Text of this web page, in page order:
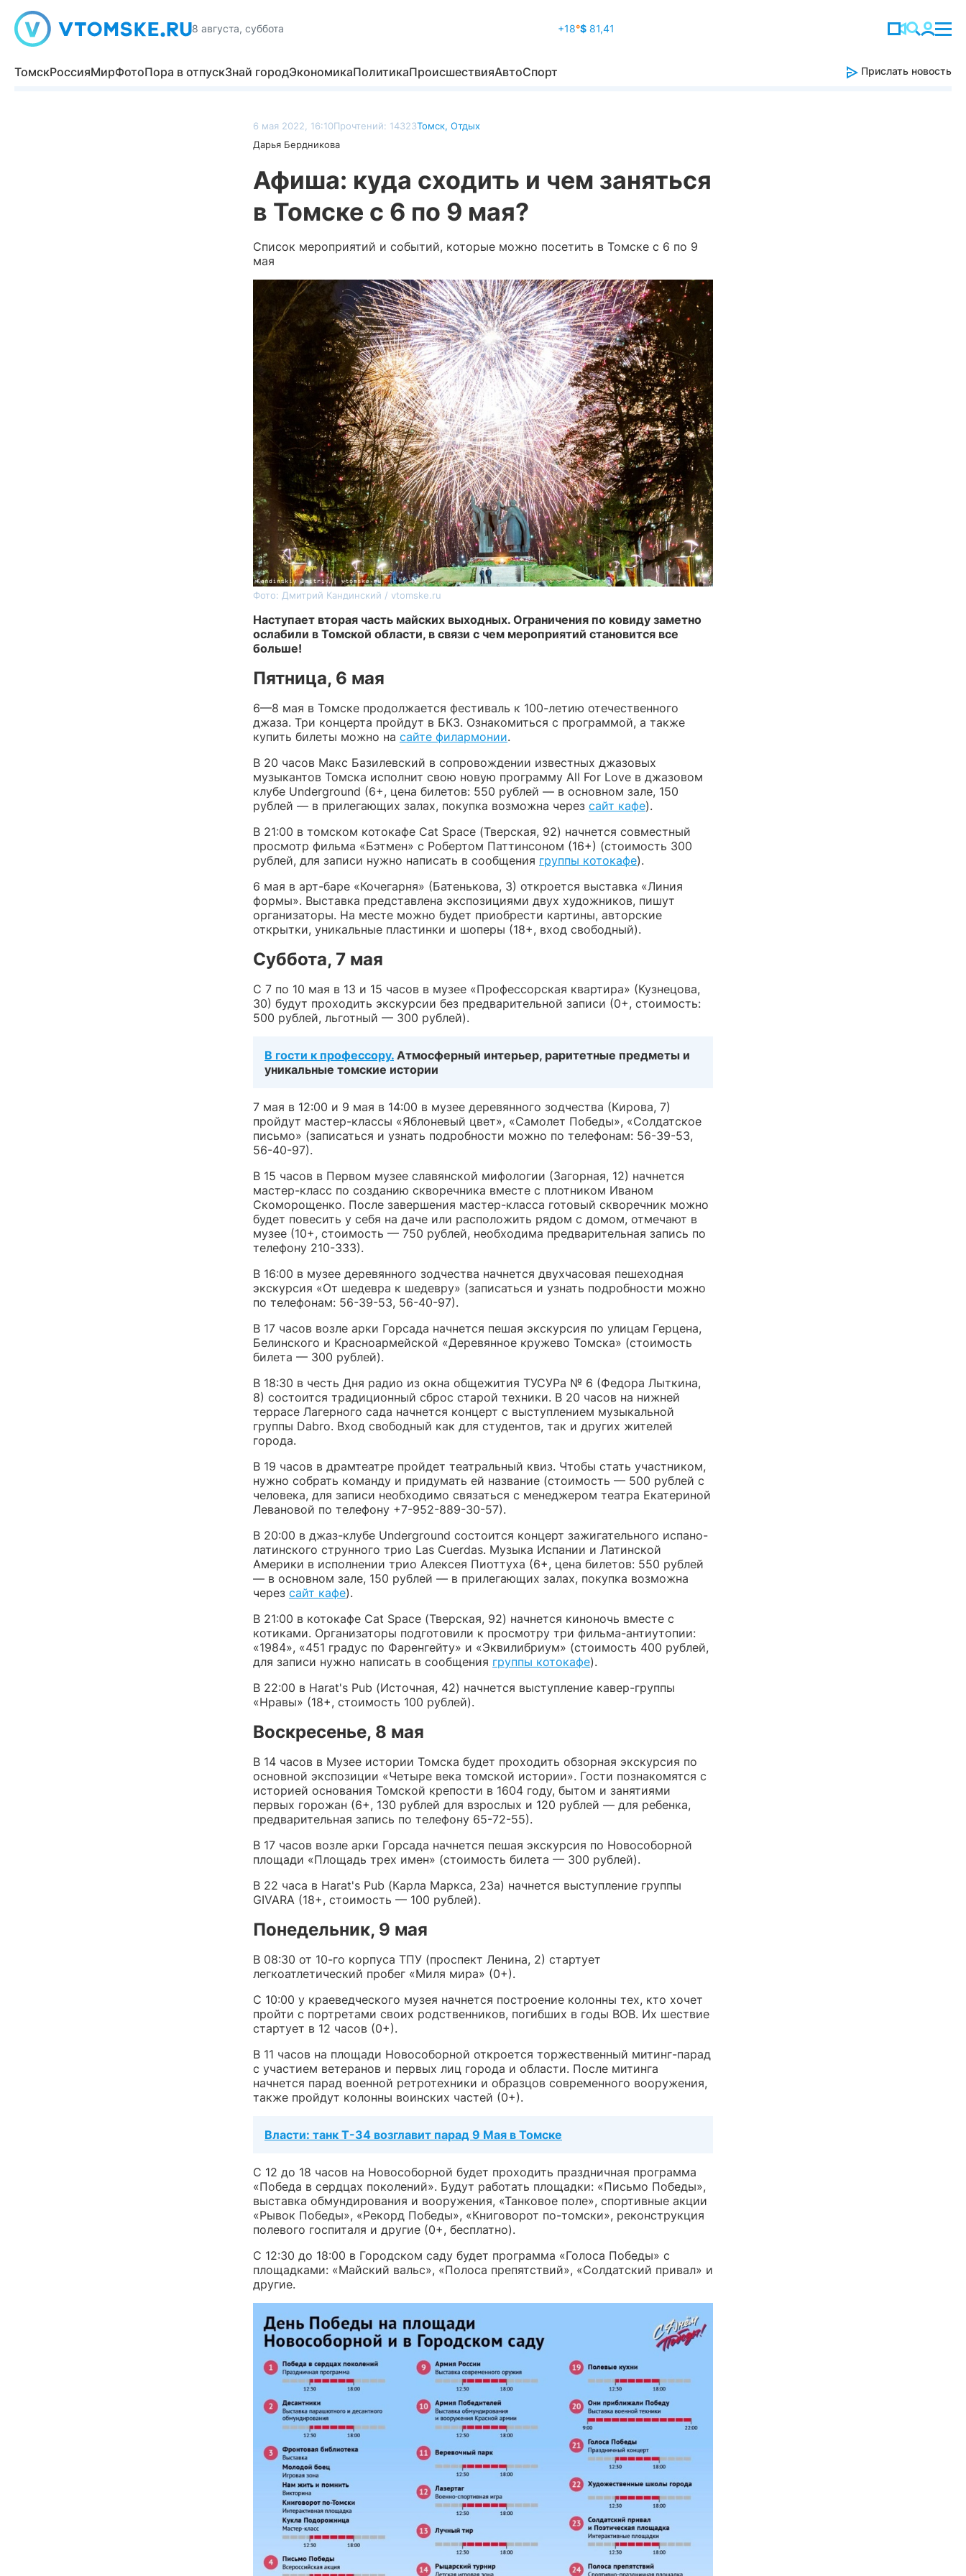
8 августа, суббота +18°$81,41
ТомскРоссияМирФотоПора в отпускЗнай городЭкономикаПолитикаПроисшествияАвтоСпорт Прислать новость
6 мая 2022, 16:10Прочтений: 14323Томск, Отдых
Дарья Бердникова
Афиша: куда сходить и чем заняться
в Томске с 6 по 9 мая?
Список мероприятий и событий, которые можно посетить в Томске с 6 по 9
мая
Фото: Дмитрий Кандинский / vtomske.ru
Наступает вторая часть майских выходных. Ограничения по ковиду заметно
ослабили в Томской области, в связи с чем мероприятий становится все
больше!
Пятница, 6 мая
6—8 мая в Томске продолжается фестиваль к 100-летию отечественного
джаза. Три концерта пройдут в БКЗ. Ознакомиться с программой, а также
купить билеты можно на сайте филармонии.
В 20 часов Макс Базилевский в сопровождении известных джазовых
музыкантов Томска исполнит свою новую программу All For Love в джазовом
клубе Underground (6+, цена билетов: 550 рублей — в основном зале, 150
рублей — в прилегающих залах, покупка возможна через сайт кафе).
В 21:00 в томском котокафе Cat Space (Тверская, 92) начнется совместный
просмотр фильма «Бэтмен» с Робертом Паттинсоном (16+) (стоимость 300
рублей, для записи нужно написать в сообщения группы котокафе).
6 мая в арт-баре «Кочегарня» (Батенькова, 3) откроется выставка «Линия
формы». Выставка представлена экспозициями двух художников, пишут
организаторы. На месте можно будет приобрести картины, авторские
открытки, уникальные пластинки и шоперы (18+, вход свободный).
Суббота, 7 мая
С 7 по 10 мая в 13 и 15 часов в музее «Профессорская квартира» (Кузнецова,
30) будут проходить экскурсии без предварительной записи (0+, стоимость:
500 рублей, льготный — 300 рублей).
В гости к профессору. Атмосферный интерьер, раритетные предметы и
уникальные томские истории
7 мая в 12:00 и 9 мая в 14:00 в музее деревянного зодчества (Кирова, 7)
пройдут мастер-классы «Яблоневый цвет», «Самолет Победы», «Солдатское
письмо» (записаться и узнать подробности можно по телефонам: 56-39-53,
56-40-97).
В 15 часов в Первом музее славянской мифологии (Загорная, 12) начнется
мастер-класс по созданию скворечника вместе с плотником Иваном
Скоморощенко. После завершения мастер-класса готовый скворечник можно
будет повесить у себя на даче или расположить рядом с домом, отмечают в
музее (10+, стоимость — 750 рублей, необходима предварительная запись по
телефону 210-333).
В 16:00 в музее деревянного зодчества начнется двухчасовая пешеходная
экскурсия «От шедевра к шедевру» (записаться и узнать подробности можно
по телефонам: 56-39-53, 56-40-97).
В 17 часов возле арки Горсада начнется пешая экскурсия по улицам Герцена,
Белинского и Красноармейской «Деревянное кружево Томска» (стоимость
билета — 300 рублей).
В 18:30 в честь Дня радио из окна общежития ТУСУРа № 6 (Федора Лыткина,
8) состоится традиционный сброс старой техники. В 20 часов на нижней
террасе Лагерного сада начнется концерт с выступлением музыкальной
группы Dаbro. Вход свободный как для студентов, так и других жителей
города.
В 19 часов в драмтеатре пройдет театральный квиз. Чтобы стать участником,
нужно собрать команду и придумать ей название (стоимость — 500 рублей с
человека, для записи необходимо связаться с менеджером театра Екатериной
Левановой по телефону +7-952-889-30-57).
В 20:00 в джаз-клубе Underground состоится концерт зажигательного испано-
латинского струнного трио Las Cuerdas. Музыка Испании и Латинской
Америки в исполнении трио Алексея Пиоттуха (6+, цена билетов: 550 рублей
— в основном зале, 150 рублей — в прилегающих залах, покупка возможна
через сайт кафе).
В 21:00 в котокафе Cat Space (Тверская, 92) начнется киноночь вместе с
котиками. Организаторы подготовили к просмотру три фильма-антиутопии:
«1984», «451 градус по Фаренгейту» и «Эквилибриум» (стоимость 400 рублей,
для записи нужно написать в сообщения группы котокафе).
В 22:00 в Harat's Pub (Источная, 42) начнется выступление кавер-группы
«Нравы» (18+, стоимость 100 рублей).
Воскресенье, 8 мая
В 14 часов в Музее истории Томска будет проходить обзорная экскурсия по
основной экспозиции «Четыре века томской истории». Гости познакомятся с
историей основания Томской крепости в 1604 году, бытом и занятиями
первых горожан (6+, 130 рублей для взрослых и 120 рублей — для ребенка,
предварительная запись по телефону 65-72-55).
В 17 часов возле арки Горсада начнется пешая экскурсия по Новособорной
площади «Площадь трех имен» (стоимость билета — 300 рублей).
В 22 часа в Harat's Pub (Карла Маркса, 23а) начнется выступление группы
GIVARA (18+, стоимость — 100 рублей).
Понедельник, 9 мая
В 08:30 от 10-го корпуса ТПУ (проспект Ленина, 2) стартует
легкоатлетический пробег «Миля мира» (0+).
С 10:00 у краеведческого музея начнется построение колонны тех, кто хочет
пройти с портретами своих родственников, погибших в годы ВОВ. Их шествие
стартует в 12 часов (0+).
В 11 часов на площади Новособорной откроется торжественный митинг-парад
с участием ветеранов и первых лиц города и области. После митинга
начнется парад военной ретротехники и образцов современного вооружения,
также пройдут колонны воинских частей (0+).
Власти: танк Т-34 возглавит парад 9 Мая в Томске
С 12 до 18 часов на Новособорной будет проходить праздничная программа
«Победа в сердцах поколений». Будут работать площадки: «Письмо Победы»,
выставка обмундирования и вооружения, «Танковое поле», спортивные акции
«Рывок Победы», «Рекорд Победы», «Книговорот по-томски», реконструкция
полевого госпиталя и другие (0+, бесплатно).
С 12:30 до 18:00 в Городском саду будет программа «Голоса Победы» с
площадками: «Майский вальс», «Полоса препятствий», «Солдатский привал» и
другие.